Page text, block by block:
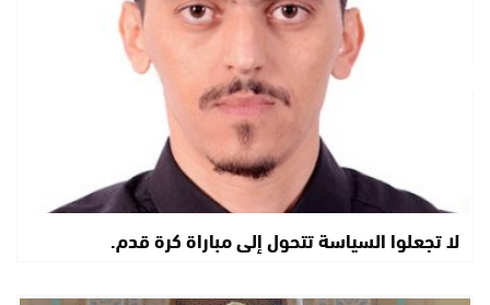
لا تجعلوا السياسة تتحول إلى مباراة كرة قدم.